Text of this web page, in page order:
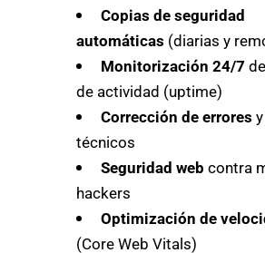
Copias de seguridad
automáticas (diarias y
Monitorización 24/7
de actividad (uptime)
Corrección de errores
técnicos
Seguridad web contra
hackers
Optimización de
(Core Web Vitals)